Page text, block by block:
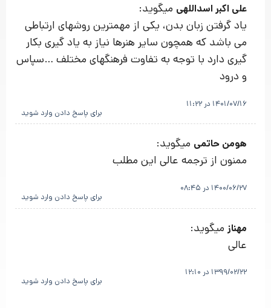
علی اکبر اسداللهی میگوید:
یاد گرفتن زبان بدن، یکی از مهمترین روشهای ارتباطی
می باشد که همچون سایر هنرها نیاز به یاد گیری بکار
گیری دارد با توجه به تفاوت فرهنگهای مختلف …سپاس
و درود
1401/07/16 در 11:22
برای پاسخ دادن وارد شوید
هومن حاتمی میگوید:
ممنون از ترجمه عالی این مطلب
1400/06/27 در 08:45
برای پاسخ دادن وارد شوید
مهناز میگوید:
عالی
1399/02/22 در 12:10
برای پاسخ دادن وارد شوید